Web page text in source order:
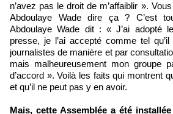
n’avez pas le droit de m’affaiblir ».
Abdoulaye Wade dire ça ? C’est
Abdoulaye Wade dit : « J’ai adopté
presse, je l’ai accepté comme tel
journalistes de manière et par
mais malheureusement mon groupe
d’accord ». Voilà les faits qui montrent
et qu’il ne peut pas y en avoir.
Mais, cette Assemblée a été